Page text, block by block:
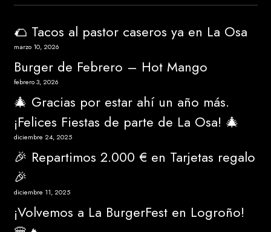
🌮 Tacos al pastor caseros ya en La Osa
marzo 10, 2026
Burger de Febrero – Hot Mango
febrero 3, 2026
🎄 Gracias por estar ahí un año más.
¡Felices Fiestas de parte de La Osa! 🎄
diciembre 24, 2025
🎉 Repartimos 2.000 € en Tarjetas regalo
🎉
diciembre 11, 2025
¡Volvemos a La BurgerFest en Logroño!